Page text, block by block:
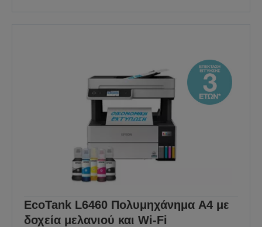
EcoTank L6460 Πολυμηχάνημα A4 με
δοχεία μελανιού και Wi-Fi